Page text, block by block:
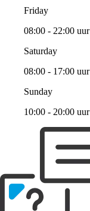
Friday
08:00 - 22:00 uur
Saturday
08:00 - 17:00 uur
Sunday
10:00 - 20:00 uur